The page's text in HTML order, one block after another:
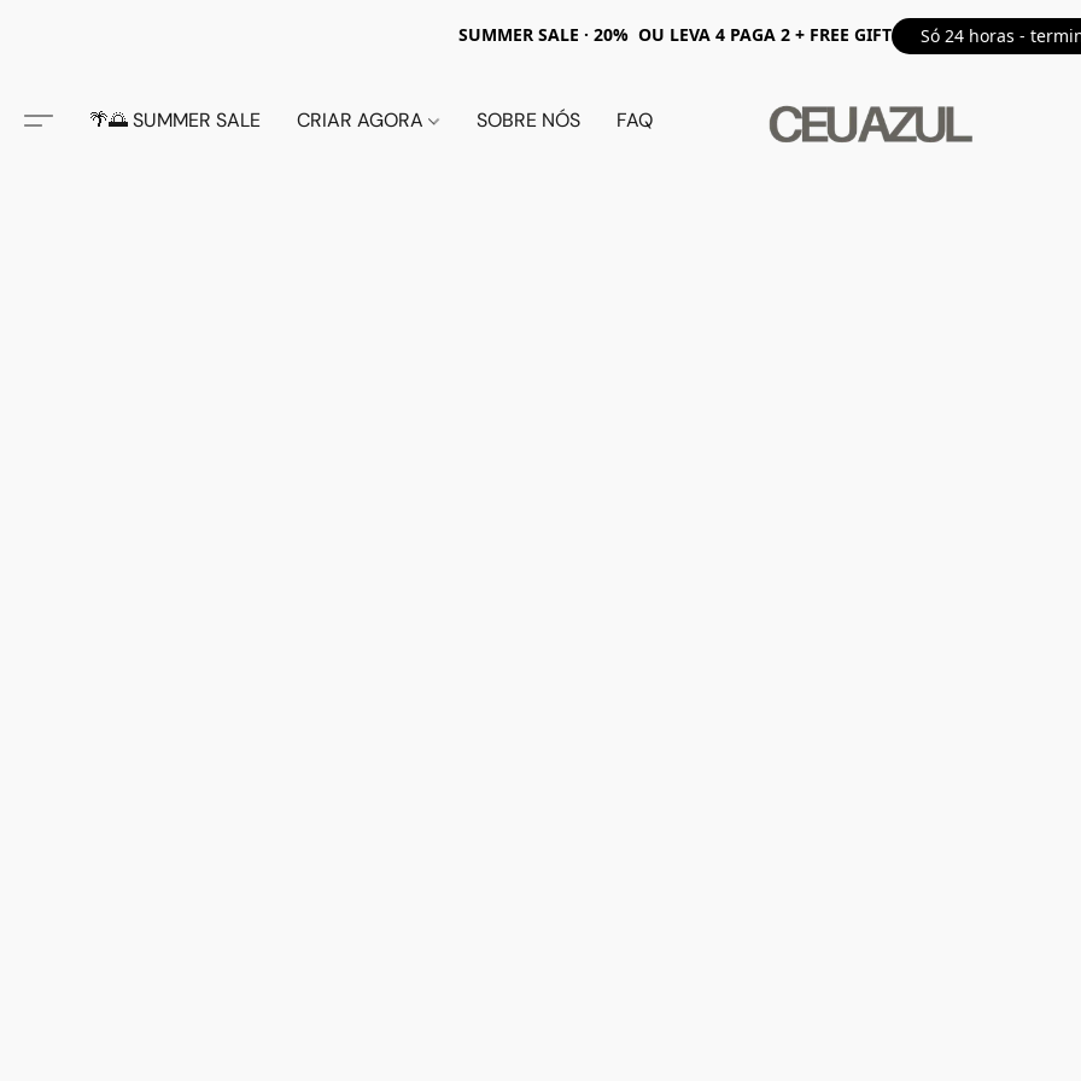
SUMMER SALE · 20% OU LEVA 4 PAGA 2 + FREE GIFT Só 24 horas -
🌴🌅 SUMMER SALE CRIAR AGORA SOBRE NÓS FAQ